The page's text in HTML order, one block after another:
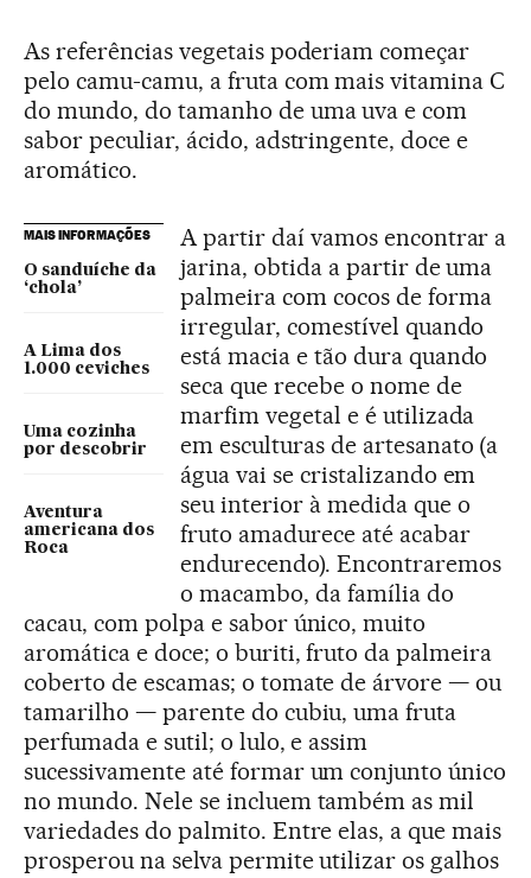
As referências vegetais poderiam começar
pelo camu-camu, a fruta com mais vitamina C
do mundo, do tamanho de uma uva e com
sabor peculiar, ácido, adstringente, doce e
aromático.
MAIS INFORMAÇÕES
O sanduíche da
‘chola’
A Lima dos
1.000 ceviches
Uma cozinha
por descobrir
Aventura
americana dos
Roca
A partir daí vamos encontrar a
jarina, obtida a partir de uma
palmeira com cocos de forma
irregular, comestível quando
está macia e tão dura quando
seca que recebe o nome de
marfim vegetal e é utilizada
em esculturas de artesanato (a
água vai se cristalizando em
seu interior à medida que o
fruto amadurece até acabar
endurecendo). Encontraremos
o macambo, da família do
cacau, com polpa e sabor único, muito
aromática e doce; o buriti, fruto da palmeira
coberto de escamas; o tomate de árvore — ou
tamarilho — parente do cubiu, uma fruta
perfumada e sutil; o lulo, e assim
sucessivamente até formar um conjunto único
no mundo. Nele se incluem também as mil
variedades do palmito. Entre elas, a que mais
prosperou na selva permite utilizar os galhos